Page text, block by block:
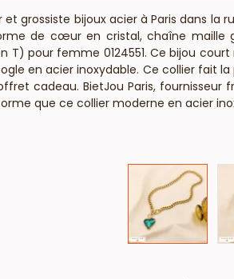
et grossiste bijoux acier à Paris dans
de cœur en cristal, chaîne maille
T) pour femme 0124551. Ce bijou
en acier inoxydable. Ce collier fait
cadeau. BietJou Paris, fournisseur
que ce collier moderne en acier
contient pas de nickel, plomb ni